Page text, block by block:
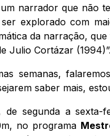
narrador que não
explorado com
da narração,
Julio Cortázar (1994)”.
semanas,
saber mais,
de segunda a sexta-
no programa